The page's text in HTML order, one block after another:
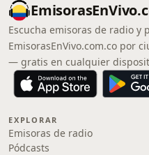
Escucha emisoras de radio y
EmisorasEnVivo.com.co por
— gratis en cualquier
EXPLORAR
Emisoras de radio
Pódcasts